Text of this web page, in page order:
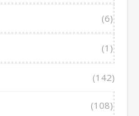
(6)
(1)
(142)
(108)